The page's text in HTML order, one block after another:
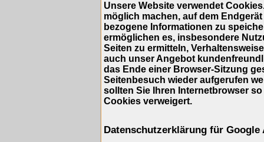
Unsere Website verwendet
möglich machen, auf dem
bezogene Informationen zu
ermöglichen es, insbesondere
Seiten zu ermitteln,
auch unser Angebot
das Ende einer Browser-Sitzung
Seitenbesuch wieder aufgerufen
sollten Sie Ihren Internetbrowser
Cookies verweigert.
Datenschutzerklärung für Google